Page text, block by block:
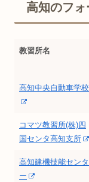
高知のフ
教習所名
高知中央自動車学校
コマツ教習所(株)四
国センタ高知支所
高知建機技能センタ
ー